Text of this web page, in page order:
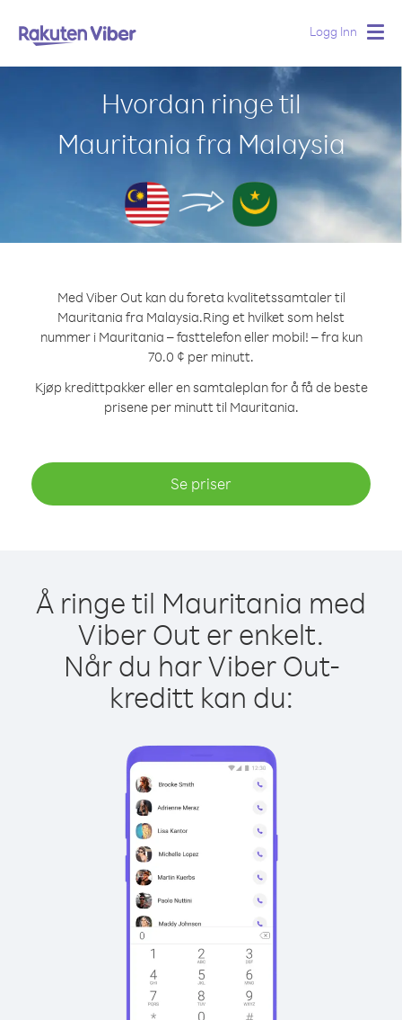
Logg Inn
Hvordan ringe til
Mauritania fra Malaysia
Med Viber Out kan du foreta kvalitetssamtaler til
Mauritania fra Malaysia.Ring et hvilket som helst
nummer i Mauritania – fasttelefon eller mobil! – fra kun
70.0 ¢ per minutt.
Kjøp kredittpakker eller en samtaleplan for å få de beste
prisene per minutt til Mauritania.
Se priser
Å ringe til Mauritania med
Viber Out er enkelt.
Når du har Viber Out-
kreditt kan du: